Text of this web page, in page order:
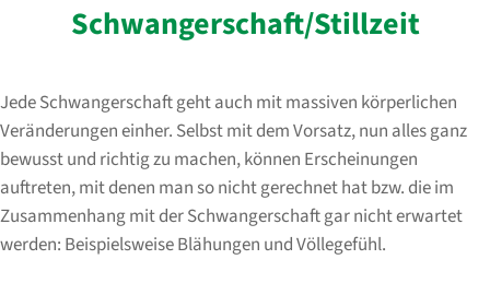
Schwangerschaft/Stillzeit
Jede Schwangerschaft geht auch mit massiven körperlichen
Veränderungen einher. Selbst mit dem Vorsatz, nun alles ganz
bewusst und richtig zu machen, können Erscheinungen
auftreten, mit denen man so nicht gerechnet hat bzw. die im
Zusammenhang mit der Schwangerschaft gar nicht erwartet
werden: Beispielsweise Blähungen und Völlegefühl.